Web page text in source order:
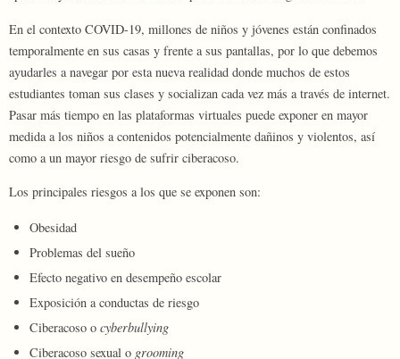
En el contexto COVID-19, millones de niños y jóvenes están confinados
temporalmente en sus casas y frente a sus pantallas, por lo que debemos
ayudarles a navegar por esta nueva realidad donde muchos de estos
estudiantes toman sus clases y socializan cada vez más a través de internet.
Pasar más tiempo en las plataformas virtuales puede exponer en mayor
medida a los niños a contenidos potencialmente dañinos y violentos, así
como a un mayor riesgo de sufrir ciberacoso.
Los principales riesgos a los que se exponen son:
Obesidad
Problemas del sueño
Efecto negativo en desempeño escolar
Exposición a conductas de riesgo
Ciberacoso ocyberbullying
Ciberacoso sexual o grooming